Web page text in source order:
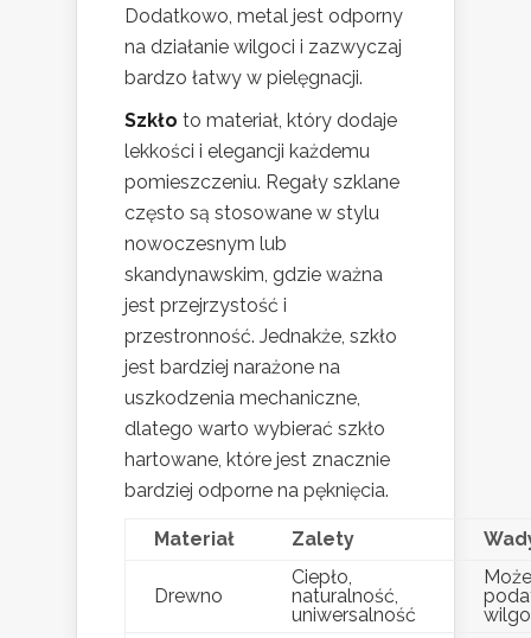
Dodatkowo, metal jest odporny
na działanie wilgoci i zazwyczaj
bardzo łatwy w pielęgnacji.
Szkło to materiał, który dodaje
lekkości i elegancji każdemu
pomieszczeniu. Regały szklane
często są stosowane w stylu
nowoczesnym lub
skandynawskim, gdzie ważna
jest przejrzystość i
przestronność. Jednakże, szkło
jest bardziej narażone na
uszkodzenia mechaniczne,
dlatego warto wybierać szkło
hartowane, które jest znacznie
bardziej odporne na pęknięcia.
Materiał Zalety
Drewno
Ciepło,
naturalność,
uniwersalność